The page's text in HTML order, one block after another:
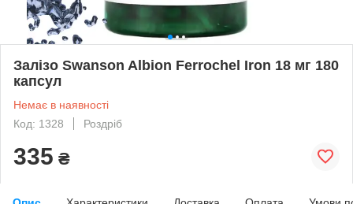
Залізо Swanson Albion Ferrochel Iron 18 мг 180
капсул
Немає в наявності
Код: 1328
Роздріб
335 ₴